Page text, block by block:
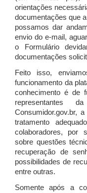
orientações
documentações que
possamos dar
envio do e-mail,
o Formulário
documentações
Feito isso,
funcionamento da
conhecimento é de
representantes
Consumidor.gov.br,
tratamento
colaboradores, por
sobre questões
recuperação de
possibilidades de
entre outras.
Somente após a